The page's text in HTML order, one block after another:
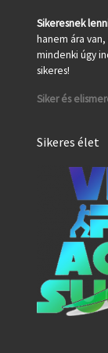
Sikeresnek
hanem ára
mindenki úgy
sikeres!
Siker és
Sikeres élet